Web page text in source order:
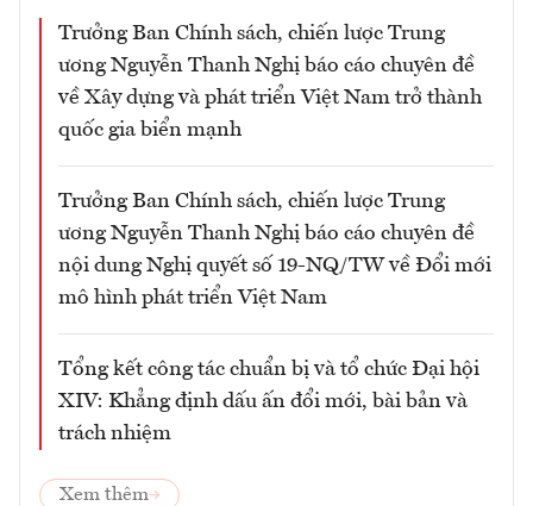
Trưởng Ban Chính sách, chiến lược Trung
ương Nguyễn Thanh Nghị báo cáo chuyên đề
về Xây dựng và phát triển Việt Nam trở thành
quốc gia biển mạnh
Trưởng Ban Chính sách, chiến lược Trung
ương Nguyễn Thanh Nghị báo cáo chuyên đề
nội dung Nghị quyết số 19-NQ/TW về Đổi mới
mô hình phát triển Việt Nam
Tổng kết công tác chuẩn bị và tổ chức Đại hội
XIV: Khẳng định dấu ấn đổi mới, bài bản và
trách nhiệm
Xem thêm